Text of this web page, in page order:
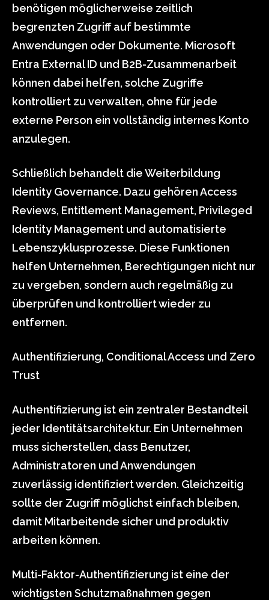
benötigen möglicherweise zeitlich
begrenzten Zugriff auf bestimmte
Anwendungen oder Dokumente. Microsoft
Entra External ID und B2B-Zusammenarbeit
können dabei helfen, solche Zugriffe
kontrolliert zu verwalten, ohne für jede
externe Person ein vollständig internes Konto
anzulegen.
Schließlich behandelt die Weiterbildung
Identity Governance. Dazu gehören Access
Reviews, Entitlement Management, Privileged
Identity Management und automatisierte
Lebenszyklusprozesse. Diese Funktionen
helfen Unternehmen, Berechtigungen nicht nur
zu vergeben, sondern auch regelmäßig zu
überprüfen und kontrolliert wieder zu
entfernen.
Authentifizierung, Conditional Access und Zero
Trust
Authentifizierung ist ein zentraler Bestandteil
jeder Identitätsarchitektur. Ein Unternehmen
muss sicherstellen, dass Benutzer,
Administratoren und Anwendungen
zuverlässig identifiziert werden. Gleichzeitig
sollte der Zugriff möglichst einfach bleiben,
damit Mitarbeitende sicher und produktiv
arbeiten können.
Multi-Faktor-Authentifizierung ist eine der
wichtigsten Schutzmaßnahmen gegen